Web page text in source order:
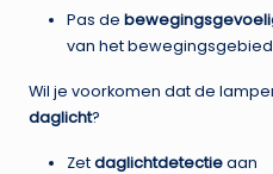
Pas de
van het bewegingsgebied
Wil je voorkomen dat de
daglicht?
Zetdaglichtdetectieaan